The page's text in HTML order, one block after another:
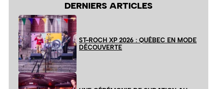
DERNIERS ARTICLES
ST-ROCH XP 2026 : QUÉBEC EN MODE
DÉCOUVERTE